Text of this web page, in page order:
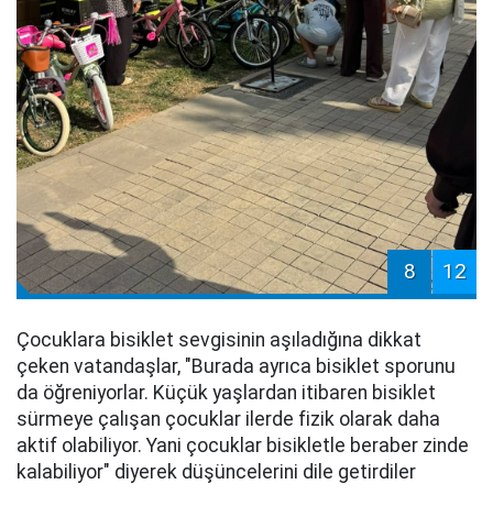
8 12
Çocuklara bisiklet sevgisinin aşıladığına dikkat
çeken vatandaşlar, "Burada ayrıca bisiklet sporunu
da öğreniyorlar. Küçük yaşlardan itibaren bisiklet
sürmeye çalışan çocuklar ilerde fizik olarak daha
aktif olabiliyor. Yani çocuklar bisikletle beraber zinde
kalabiliyor" diyerek düşüncelerini dile getirdiler